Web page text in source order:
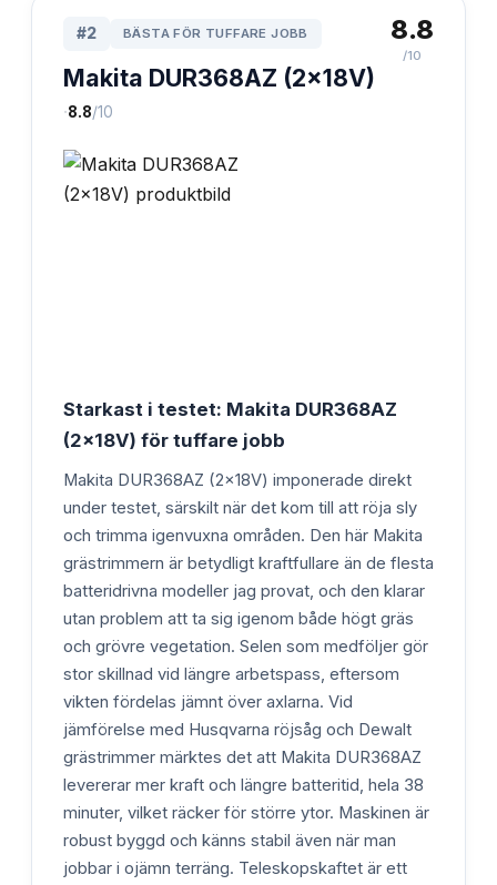
#2 BÄSTA FÖR TUFFARE JOBB
Makita DUR368AZ (2x18V)
·8.8/10
8.8
/10
Starkast i testet: Makita DUR368AZ
(2x18V) för tuffare jobb
Makita DUR368AZ (2x18V) imponerade direkt
under testet, särskilt när det kom till att röja sly
och trimma igenvuxna områden. Den här Makita
grästrimmern är betydligt kraftfullare än de flesta
batteridrivna modeller jag provat, och den klarar
utan problem att ta sig igenom både högt gräs
och grövre vegetation. Selen som medföljer gör
stor skillnad vid längre arbetspass, eftersom
vikten fördelas jämnt över axlarna. Vid
jämförelse med Husqvarna röjsåg och Dewalt
grästrimmer märktes det att Makita DUR368AZ
levererar mer kraft och längre batteritid, hela 38
minuter, vilket räcker för större ytor. Maskinen är
robust byggd och känns stabil även när man
jobbar i ojämn terräng. Teleskopskaftet är ett